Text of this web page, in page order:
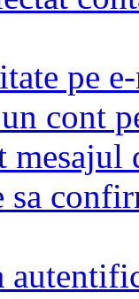
pe
cont
sa